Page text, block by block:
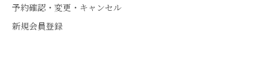
予約確認・変更・キャンセル
新規会員登録